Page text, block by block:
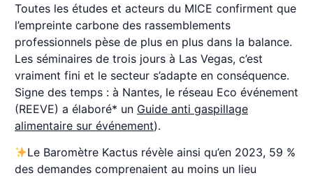
Toutes les études et acteurs du MICE confirment que
l’empreinte carbone des rassemblements
professionnels pèse de plus en plus dans la balance.
Les séminaires de trois jours à Las Vegas, c’est
vraiment fini et le secteur s’adapte en conséquence.
Signe des temps : à Nantes, le réseau Eco événement
(REEVE) a élaboré* un Guide anti gaspillage
alimentaire sur événement).
Le Baromètre Kactus révèle ainsi qu’en 2023, 59 %
des demandes comprenaient au moins un lieu